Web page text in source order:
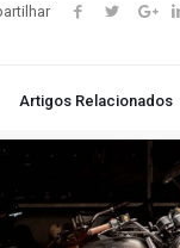
Artigos Relacionados